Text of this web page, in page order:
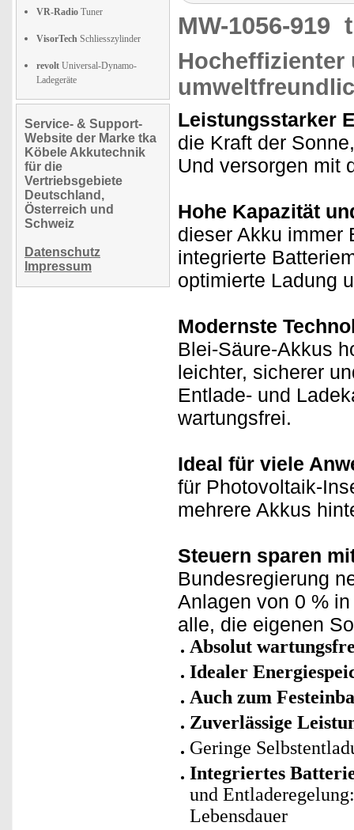
VR-Radio Tuner
VisorTech Schliesszylinder
revolt Universal-Dynamo-
Ladegeräte
Service- & Support-
Website der Marke tka
Köbele Akkutechnik
für die
Vertriebsgebiete
Deutschland,
Österreich und
Schweiz
Datenschutz
Impressum
MW-1056-919
Hocheffizienter
Leistungsstarker
die Kraft der
Und versorgen mit
Hohe Kapazität
dieser Akku immer
integrierte
optimierte Ladung
Modernste
Blei-Säure-Akkus
leichter, sicherer
Entlade- und
wartungsfrei.
Ideal für viele
für Photovoltaik-
mehrere Akkus
Steuern sparen
Bundesregierung
Anlagen von 0 %
alle, die eigenen
Absolut
Idealer
Auch zum
Zuverlässige
Geringe
Integriertes
und
Lebensdauer